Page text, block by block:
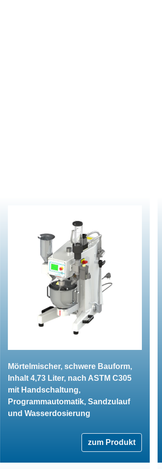
Mörtelmischer, schwere Bauform,
Inhalt 4,73 Liter, nach ASTM C305
mit Handschaltung,
Programmautomatik, Sandzulauf
und Wasserdosierung
zum Produkt